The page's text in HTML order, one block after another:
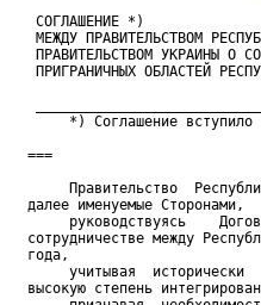
СОГЛАШЕНИЕ *)
МЕЖДУ ПРАВИТЕЛЬСТВОМ
ПРАВИТЕЛЬСТВОМ УКРАИНЫ О
ПРИГРАНИЧНЫХ ОБЛАСТЕЙ
*) Соглашение вступило
===
Правительство
далее именуемые Сторонами,
руководствуясь
сотрудничестве между
года,
учитывая  исторически
высокую степень